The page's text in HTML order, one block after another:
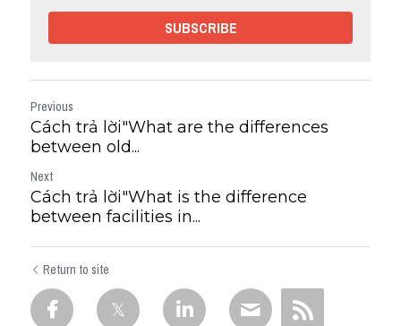
SUBSCRIBE
Previous
Cách trả lời"What are the differences
between old...
Next
Cách trả lời"What is the difference
between facilities in...
Return to site